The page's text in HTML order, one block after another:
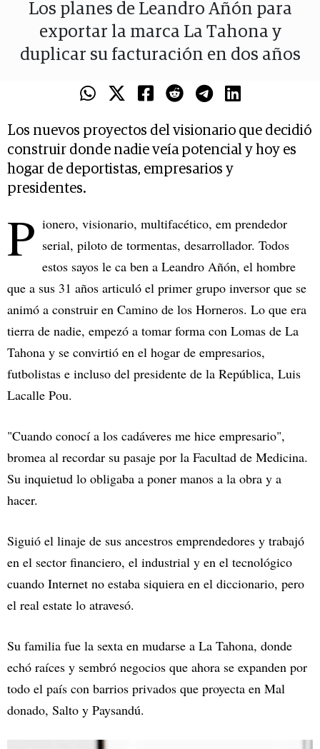
Los planes de Leandro Añón para
exportar la marca La Tahona y
duplicar su facturación en dos años
Los nuevos proyectos del visionario que decidió
construir donde nadie veía potencial y hoy es
hogar de deportistas, empresarios y
presidentes.
P ionero, visionario, multifacético, em prendedor
serial, piloto de tormentas, desarrollador. Todos
estos sayos le ca ben a Leandro Añón, el hombre
que a sus 31 años articuló el primer grupo inversor que se
animó a construir en Camino de los Horneros. Lo que era
tierra de nadie, empezó a tomar forma con Lomas de La
Tahona y se convirtió en el hogar de empresarios,
futbolistas e incluso del presidente de la República, Luis
Lacalle Pou.
"Cuando conocí a los cadáveres me hice empresario",
bromea al recordar su pasaje por la Facultad de Medicina.
Su inquietud lo obligaba a poner manos a la obra y a
hacer.
Siguió el linaje de sus ancestros emprendedores y trabajó
en el sector financiero, el industrial y en el tecnológico
cuando Internet no estaba siquiera en el diccionario, pero
el real estate lo atravesó.
Su familia fue la sexta en mudarse a La Tahona, donde
echó raíces y sembró negocios que ahora se expanden por
todo el país con barrios privados que proyecta en Mal
donado, Salto y Paysandú.